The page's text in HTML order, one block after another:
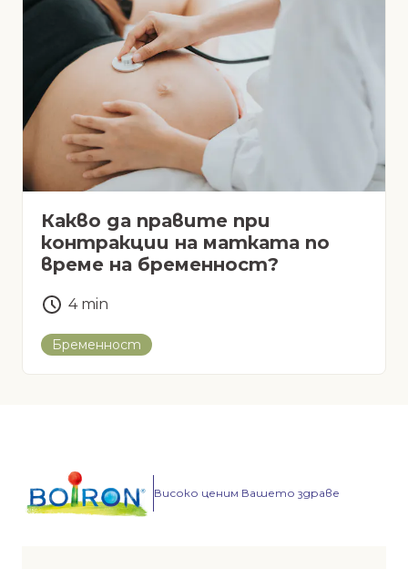
Какво да правите при
контракции на матката по
време на бременност?
4min
Бременност
Високо ценим Вашето здраве